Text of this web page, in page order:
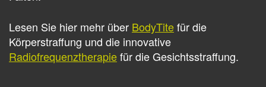
Lesen Sie hier mehr über BodyTitefür die
Körperstraffung und die innovative
Radiofrequenztherapiefür die Gesichtsstraffung.